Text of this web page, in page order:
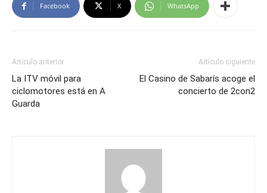
Facebook X WhatsApp
Artículo anterior
La ITV móvil para
ciclomotores está en A
Guarda
Artículo siguiente
El Casino de Sabarís acoge el
concierto de 2con2